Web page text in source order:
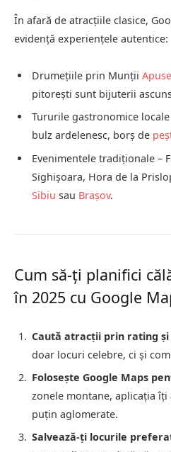
În afară de atracțiile clasice,
evidență experiențele autentice:
Drumețiile prin Munții
pitorești sunt bijuterii
Tururile gastronomice
bulz ardelenesc, borș de
Evenimentele tradiționale –
Sighișoara, Hora de la
Sibiu sau Brașov.
Cum să-ți planifici
în 2025 cu Google
Caută atracții prin rating și
doar locuri celebre, ci și
Folosește Google Maps
zonele montane, aplicația
puțin aglomerate.
Salvează-ți locurile